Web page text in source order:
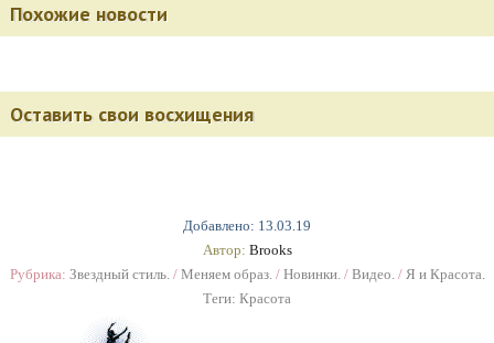
Добавлено: 13.03.19
Автор: Brooks
Рубрика: Звездный стиль./ Меняем образ./ Новинки./ Видео./ Я и Красота.
Теги: Красота
Похожие новости
Оставить свои восхищения